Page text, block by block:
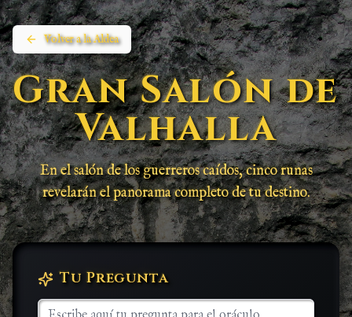
Volver a la Aldea
Gran Salón de
Valhalla
En el salón de los guerreros caídos, cinco runas
revelarán el panorama completo de tu destino.
Tu Pregunta